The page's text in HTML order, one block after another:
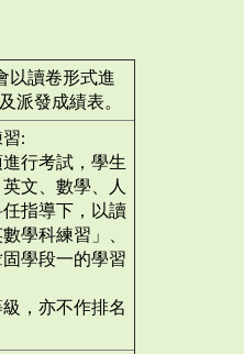
以讀卷形式進
派發成績表。
:
行考試，學生
文、數學、人
指導下，以讀
學科練習」、
學段一的學習
，亦不作排名